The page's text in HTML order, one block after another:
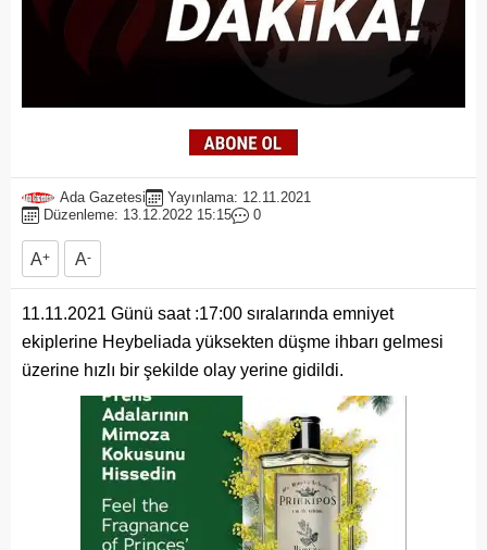
Ada Gazetesi
Yayınlama: 12.11.2021
Düzenleme: 13.12.2022 15:15
0
A+ A-
11.11.2021 Günü saat :17:00 sıralarında emniyet
ekiplerine Heybeliada yüksekten düşme ihbarı gelmesi
üzerine hızlı bir şekilde olay yerine gidildi.